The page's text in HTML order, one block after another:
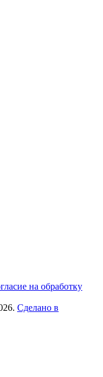
на обработку
Сделано в